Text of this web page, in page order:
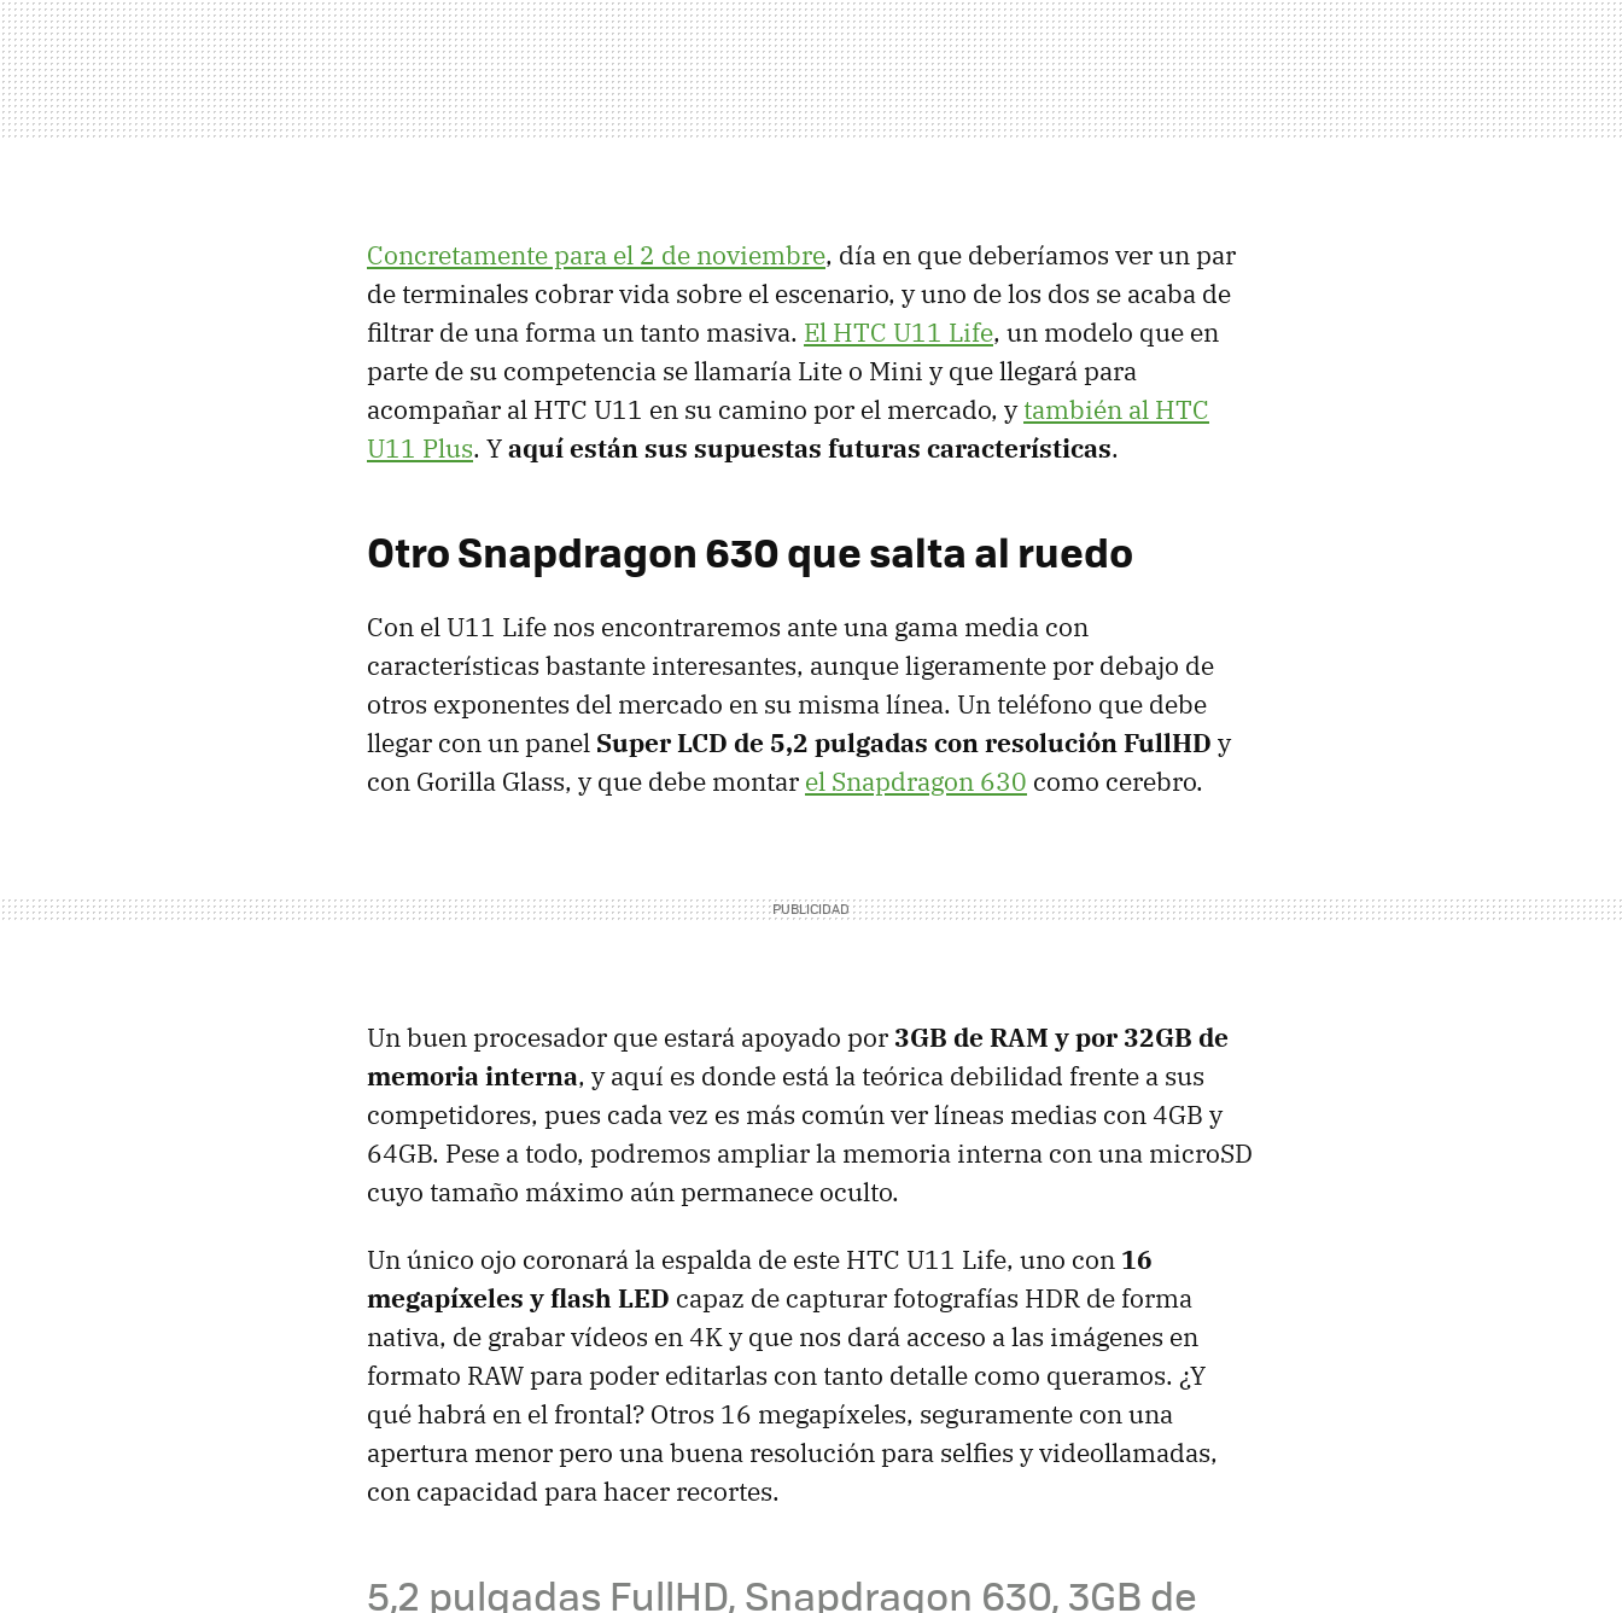
Concretamente para el 2 de noviembre, día en que deberíamos ver un par
de terminales cobrar vida sobre el escenario, y uno de los dos se acaba de
filtrar de una forma un tanto masiva. El HTC U11 Life, un modelo que en
parte de su competencia se llamaría Lite o Mini y que llegará para
acompañar al HTC U11 en su camino por el mercado, ytambién al HTC
U11 Plus. Yaquí están sus supuestas futuras características.
Otro Snapdragon 630 que salta al ruedo
Con el U11 Life nos encontraremos ante una gama media con
características bastante interesantes, aunque ligeramente por debajo de
otros exponentes del mercado en su misma línea. Un teléfono que debe
llegar con un panel Super LCD de 5,2 pulgadas con resolución FullHD y
con Gorilla Glass, y que debe montar el Snapdragon 630 como cerebro.
Un buen procesador que estará apoyado por 3GB de RAM y por 32GB de
memoria interna, y aquí es donde está la teórica debilidad frente a sus
competidores, pues cada vez es más común ver líneas medias con 4GB y
64GB. Pese a todo, podremos ampliar la memoria interna con una microSD
cuyo tamaño máximo aún permanece oculto.
Un único ojo coronará la espalda de este HTC U11 Life, uno con 16
megapíxeles y flash LED capaz de capturar fotografías HDR de forma
nativa, de grabar vídeos en 4K y que nos dará acceso a las imágenes en
formato RAW para poder editarlas con tanto detalle como queramos. ¿Y
qué habrá en el frontal? Otros 16 megapíxeles, seguramente con una
apertura menor pero una buena resolución para selfies y videollamadas,
con capacidad para hacer recortes.
5,2 pulgadas FullHD, Snapdragon 630, 3GB de